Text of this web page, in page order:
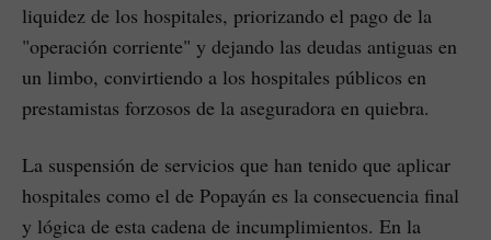
liquidez de los hospitales, priorizando el pago de la
"operación corriente" y dejando las deudas antiguas en
un limbo, convirtiendo a los hospitales públicos en
prestamistas forzosos de la aseguradora en quiebra.
La suspensión de servicios que han tenido que aplicar
hospitales como el de Popayán es la consecuencia final
y lógica de esta cadena de incumplimientos. En la